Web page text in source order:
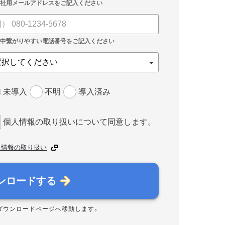
未導入 不明 導入済み
個人情報の取り扱いについて同意します。
報の取り扱い
ロードする
ウンロードページへ移動します。